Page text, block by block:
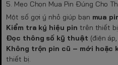
5. Mẹo Chọn Mua Pin Đúng Cho
Một số gợi ý nhỏ giúp bạn mua
Kiểm tra ký hiệu pin trên thiết bị
Đọc thông số kỹ thuật (điện
Không trộn pin cũ – mới hoặc
thiết bị.